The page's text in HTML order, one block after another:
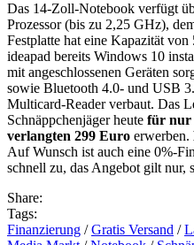
Das 14-Zoll-Notebook verfügt
Prozessor (bis zu 2,25 GHz),
Festplatte hat eine Kapazität
ideapad bereits Windows 10
mit angeschlossenen Geräten
sowie Bluetooth 4.0- und USB
Multicard-Reader verbaut. Das
Schnäppchenjäger heute für nur
verlangten 299 Euro erwerben.
Auf Wunsch ist auch eine 0%-
schnell zu, das Angebot gilt nur,
Share:
Tags:
Finanzierung /Gratis Versand /